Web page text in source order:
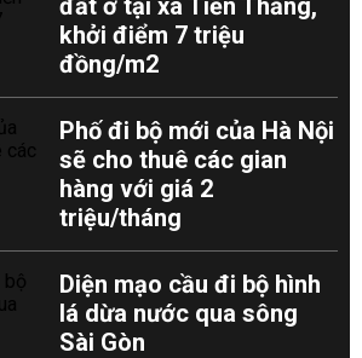
đất ở tại xã Tiến Thắng,
khởi điểm 7 triệu
đồng/m2
Phố đi bộ mới của Hà Nội
sẽ cho thuê các gian
hàng với giá 2
triệu/tháng
Diện mạo cầu đi bộ hình
lá dừa nước qua sông
Sài Gòn